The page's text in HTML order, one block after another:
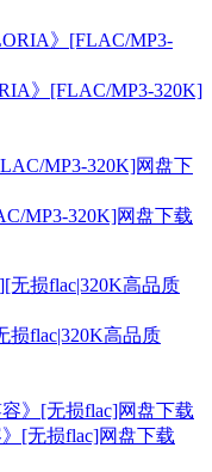
》[FLAC/MP3-320K]
MP3-320K]网盘下载
损flac|320K高品质
[无损flac]网盘下载